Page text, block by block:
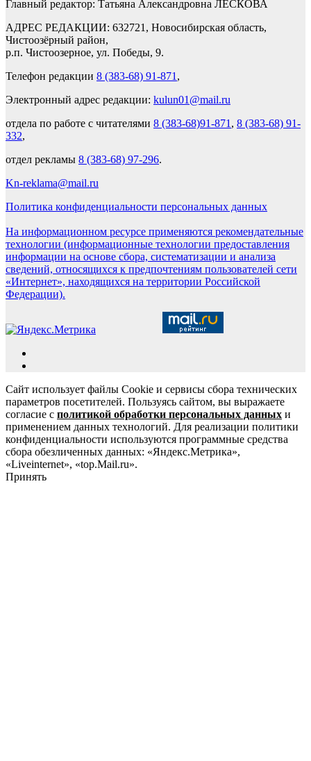
Главный редактор: Татьяна Александровна ЛЕСКОВА
АДРЕС РЕДАКЦИИ: 632721, Новосибирская область,
Чистоозёрный район,
р.п. Чистоозерное, ул. Победы, 9.
Телефон редакции 8 (383-68) 91-871 ,
Электронный адрес редакции: kulun01@mail.ru
отдела по работе с читателями 8 (383-68)91-871 , 8 (383-68) 91-
332,
отдел рекламы 8 (383-68) 97-296.
Kn-reklama@mail.ru
Политика конфиденциальности персональных данных
На информационном ресурсе применяются рекомендательные
технологии (информационные технологии предоставления
информации на основе сбора, систематизации и анализа
сведений, относящихся к предпочтениям пользователей сети
«Интернет», находящихся на территории Российской
Федерации).
Сайт использует файлы Cookie и сервисы сбора технических
параметров посетителей. Пользуясь сайтом, вы выражаете
согласие с политикой обработки персональных данных и
применением данных технологий. Для реализации политики
конфиденциальности используются программные средства
сбора обезличенных данных: «Яндекс.Метрика»,
«Liveinternet», «top.Mail.ru».
Принять